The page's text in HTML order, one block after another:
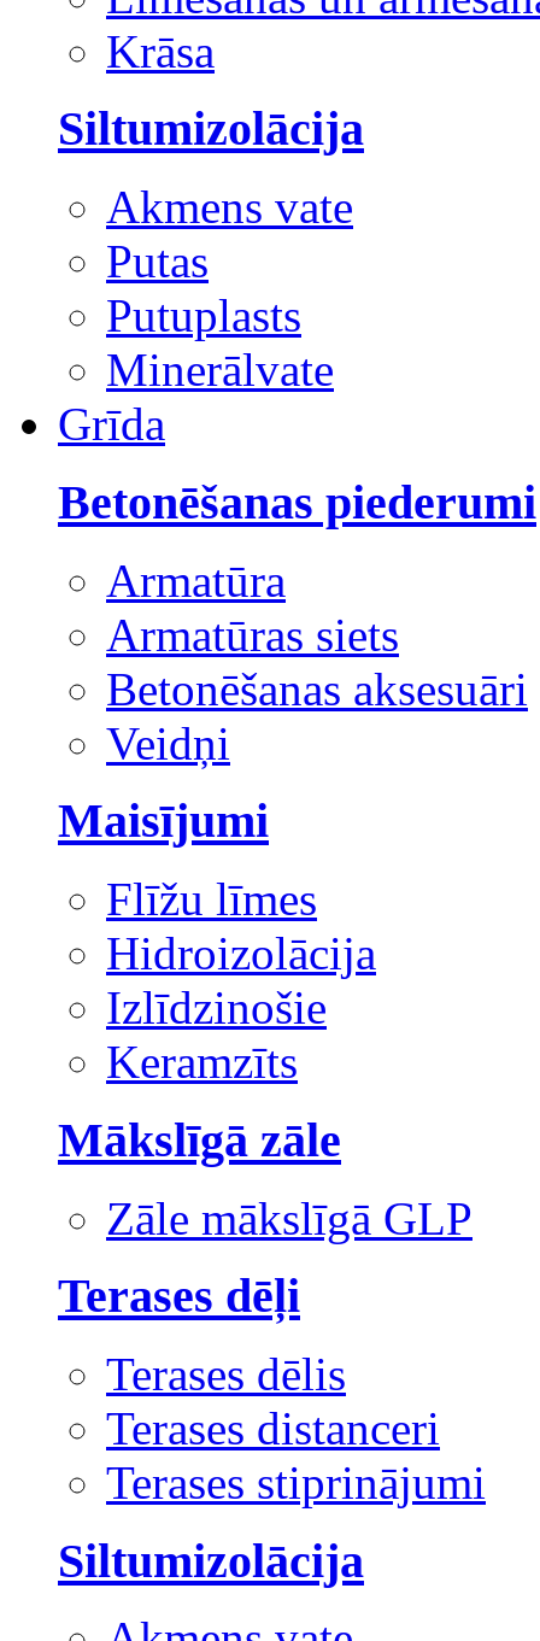
Krāsa
Siltumizolācija
Akmens vate
Putas
Putuplasts
Minerālvate
Grīda
Betonēšanas piederumi
Armatūra
Armatūras siets
Betonēšanas aksesuāri
Veidņi
Maisījumi
Flīžu līmes
Hidroizolācija
Izlīdzinošie
Keramzīts
Mākslīgā zāle
Zāle mākslīgā GLP
Terases dēļi
Terases dēlis
Terases distanceri
Terases stiprinājumi
Siltumizolācija